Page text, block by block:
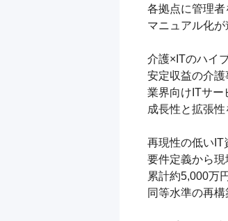
各拠点に管理者
マニュアル化が
介護×ITのハイ
安定収益の介護
業界向けITサー
成長性と拡張性
再現性の低いIT
要件定義から現
累計約5,000万
同等水準の再